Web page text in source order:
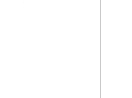
de grasa en